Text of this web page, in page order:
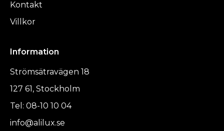
Kontakt
Villkor
Information
Strömsätravägen 18
127 61, Stockholm
Tel: 08-10 10 04
info@alilux.se